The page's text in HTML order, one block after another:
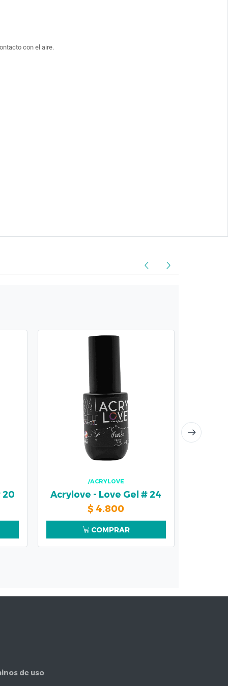
con el aire.
20
/ACRYLOVE
Acrylove - Love Gel # 24
$ 4.800
COMPRAR
de uso